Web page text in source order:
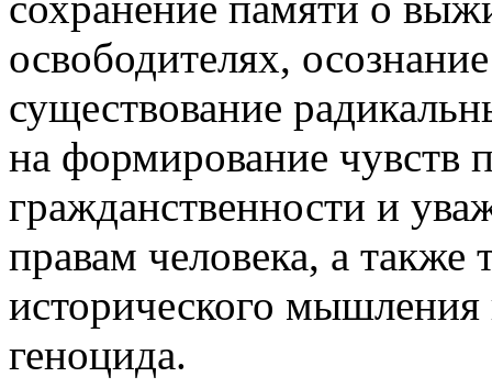
освободителях,
существование
на формирование чувств
гражданственности и
правам человека, а также
исторического мышления
геноцида.